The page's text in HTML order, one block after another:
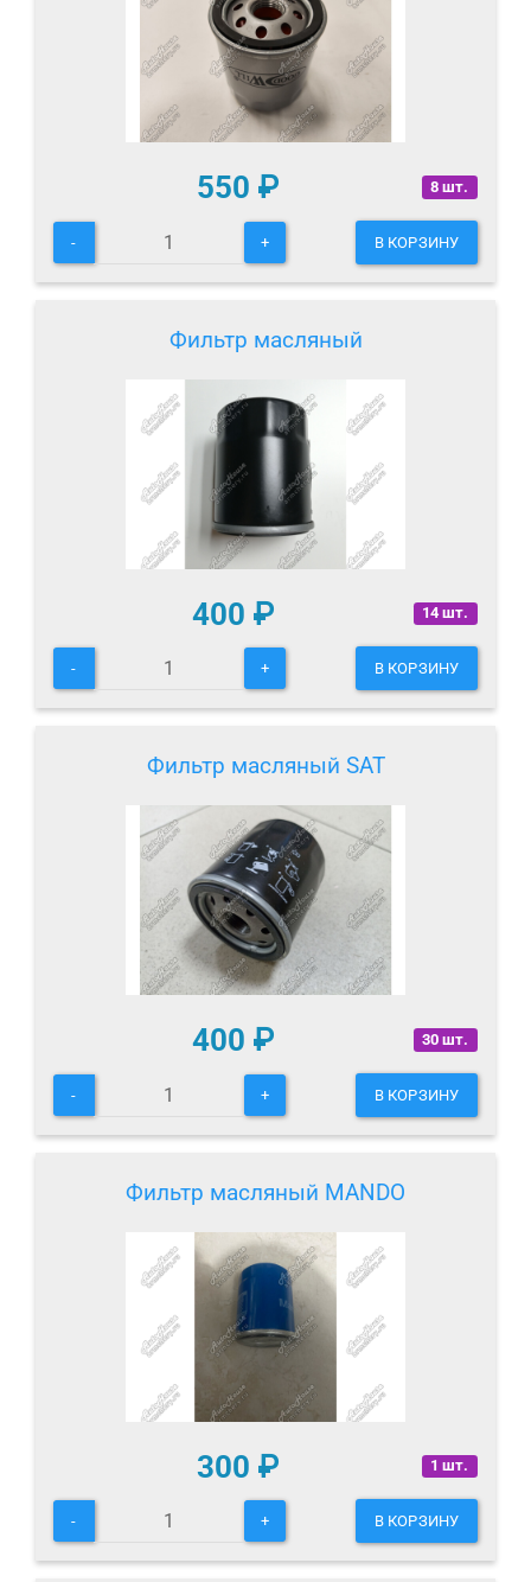
8 шт.
550 ₽
- + В КОРЗИНУ
Фильтр масляный
14 шт.
400 ₽
- + В КОРЗИНУ
Фильтр масляный SAT
30 шт.
400 ₽
- + В КОРЗИНУ
Фильтр масляный MANDO
1 шт.
300 ₽
- + В КОРЗИНУ